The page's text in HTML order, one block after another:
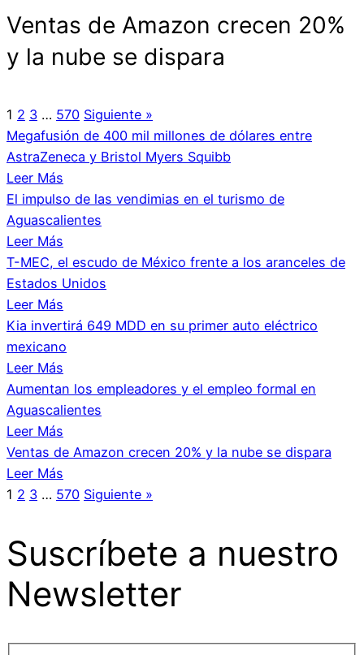
Ventas de Amazon crecen 20%
y la nube se dispara
1 2 3 … 570 Siguiente »
Megafusión de 400 mil millones de dólares entre
AstraZeneca y Bristol Myers Squibb
Leer Más
El impulso de las vendimias en el turismo de
Aguascalientes
Leer Más
T-MEC, el escudo de México frente a los aranceles de
Estados Unidos
Leer Más
Kia invertirá 649 MDD en su primer auto eléctrico
mexicano
Leer Más
Aumentan los empleadores y el empleo formal en
Aguascalientes
Leer Más
Ventas de Amazon crecen 20% y la nube se dispara
Leer Más
1 2 3 … 570 Siguiente »
Suscríbete a nuestro
Newsletter